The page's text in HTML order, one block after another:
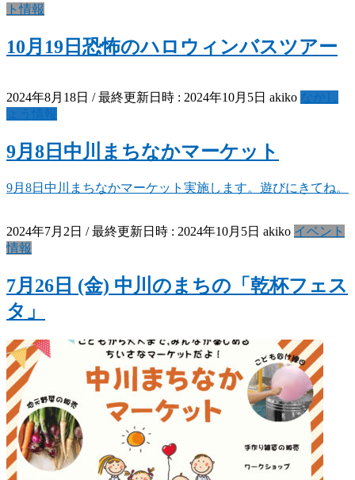
ト情報
10月19日恐怖のハロウィンバスツアー
2024年8月18日 / 最終更新日時 : 2024年10月5日 akiko なかし
ょう情報
9月8日中川まちなかマーケット
9月8日中川まちなかマーケット実施します。遊びにきてね。
2024年7月2日 / 最終更新日時 : 2024年10月5日 akiko イベント
情報
7月26日 (金) 中川のまちの「乾杯フェス
タ」